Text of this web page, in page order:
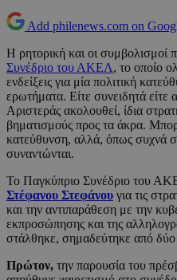
Add philenews.com on
Η ρητορική και οι συμβολισμοί
Συνέδριο του ΑΚΕΛ, το οποίο
ενδείξεις για μία πολιτική
ερωτήματα. Είτε συνειδητά είτε
Αριστεράς ακολουθεί, ίδια
βηματισμούς προς τα άκρα.
κατεύθυνση, αλλά, όπως συχνά
συναντώνται.
Το Παγκύπριο Συνέδριο του
Στέφανου Στεφάνου για τις
και την αντιπαράθεση με την
εκπροσώπησης και της
στάλθηκε, σημαδεύτηκε από δύο
Πρώτον, την παρουσία του